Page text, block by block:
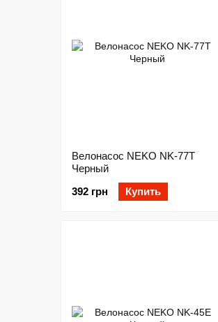
Велонасос NEKO NK-77T
Черный
392 грн
Купить